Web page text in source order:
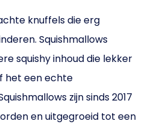
knuffels die erg
Squishmallows
squishy inhoud die lekker
het een echte
zijn sinds 2017
en uitgegroeid tot een